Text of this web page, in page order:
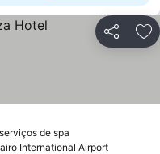
Partilhar
de spa
International Airport